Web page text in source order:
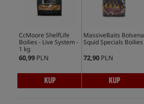
CcMoore ShelfLife
Boilies - Live System -
1 kg
60,99 PLN
KUP
MassiveBaits Bolsena
Squid Specials Boilies
72,90 PLN
KUP